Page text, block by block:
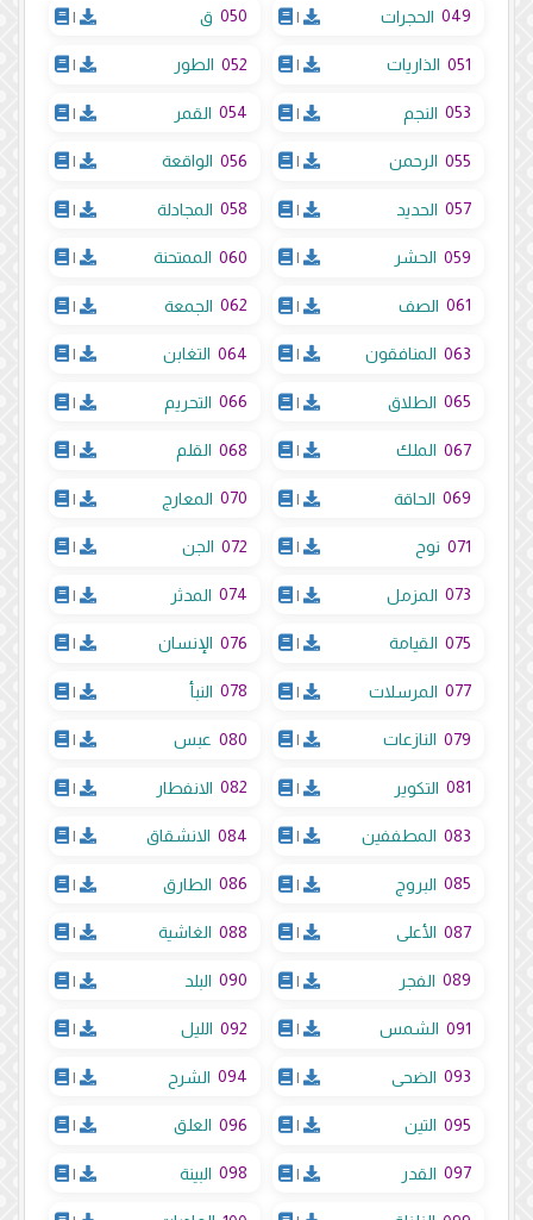
049 الحجرات |
050 ق |
051 الذاريات |
052 الطور |
053 النجم |
054 القمر |
055 الرحمن |
056 الواقعة |
057 الحديد |
058 المجادلة |
059 الحشر |
060 الممتحنة |
061 الصف |
062 الجمعة |
063 المنافقون |
064 التغابن |
065 الطلاق |
066 التحريم |
067 الملك |
068 القلم |
069 الحاقة |
070 المعارج |
071 نوح |
072 الجن |
073 المزمل |
074 المدثر |
075 القيامة |
076 الإنسان |
077 المرسلات |
078 النبأ |
079 النازعات |
080 عبس |
081 التكوير |
082 الانفطار |
083 المطففين |
084 الانشقاق |
085 البروج |
086 الطارق |
087 الأعلى |
088 الغاشية |
089 الفجر |
090 البلد |
091 الشمس |
092 الليل |
093 الضحى |
094 الشرح |
095 التين |
096 العلق |
097 القدر |
098 البينة |